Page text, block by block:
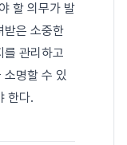
할 의무가 발
받은 소중한
를 관리하고
소명할 수 있
한다.